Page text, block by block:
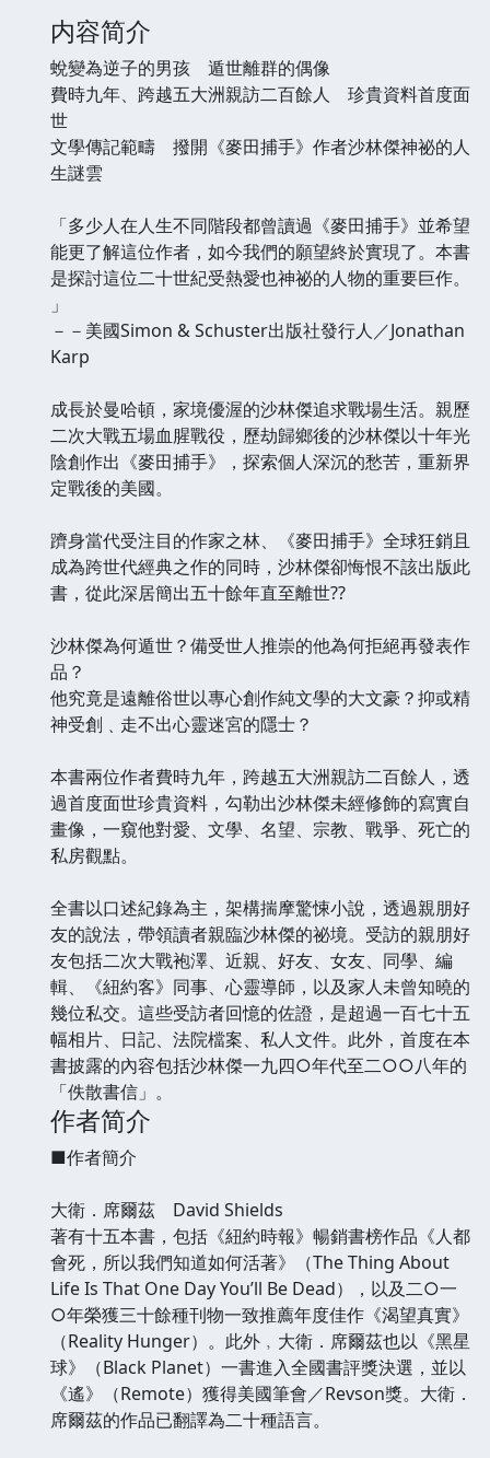
内容简介
蛻變為逆子的男孩 遁世離群的偶像
費時九年、跨越五大洲親訪二百餘人 珍貴資料首度面
世
文學傳記範疇 撥開《麥田捕手》作者沙林傑神祕的人
生謎雲
「多少人在人生不同階段都曾讀過《麥田捕手》並希望
能更了解這位作者，如今我們的願望終於實現了。本書
是探討這位二十世紀受熱愛也神祕的人物的重要巨作。
」
－－美國Simon & Schuster出版社發行人／Jonathan
Karp
成長於曼哈頓，家境優渥的沙林傑追求戰場生活。親歷
二次大戰五場血腥戰役，歷劫歸鄉後的沙林傑以十年光
陰創作出《麥田捕手》，探索個人深沉的愁苦，重新界
定戰後的美國。
躋身當代受注目的作家之林、《麥田捕手》全球狂銷且
成為跨世代經典之作的同時，沙林傑卻悔恨不該出版此
書，從此深居簡出五十餘年直至離世??
沙林傑為何遁世？備受世人推崇的他為何拒絕再發表作
品？
他究竟是遠離俗世以專心創作純文學的大文豪？抑或精
神受創﹑走不出心靈迷宮的隱士？
本書兩位作者費時九年，跨越五大洲親訪二百餘人，透
過首度面世珍貴資料，勾勒出沙林傑未經修飾的寫實自
畫像，一窺他對愛、文學、名望、宗教、戰爭、死亡的
私房觀點。
全書以口述紀錄為主，架構揣摩驚悚小說，透過親朋好
友的說法，帶領讀者親臨沙林傑的祕境。受訪的親朋好
友包括二次大戰袍澤、近親、好友、女友、同學、編
輯、《紐約客》同事、心靈導師，以及家人未曾知曉的
幾位私交。這些受訪者回憶的佐證，是超過一百七十五
幅相片、日記、法院檔案、私人文件。此外，首度在本
書披露的內容包括沙林傑一九四○年代至二○○八年的
「佚散書信」。
作者简介
■作者簡介
大衛．席爾茲 David Shields
著有十五本書，包括《紐約時報》暢銷書榜作品《人都
會死，所以我們知道如何活著》（The Thing About
Life Is That One Day You’ll Be Dead），以及二○一
○年榮獲三十餘種刊物一致推薦年度佳作《渴望真實》
（Reality Hunger）。此外﹐大衛．席爾茲也以《黑星
球》（Black Planet）一書進入全國書評獎決選，並以
《遙》（Remote）獲得美國筆會／Revson獎。大衛．
席爾茲的作品已翻譯為二十種語言。